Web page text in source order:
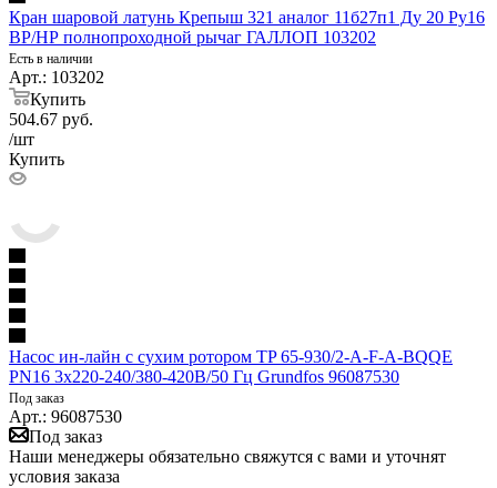
Кран шаровой латунь Крепыш 321 аналог 11б27п1 Ду 20 Ру16
ВР/НР полнопроходной рычаг ГАЛЛОП 103202
Есть в наличии
Арт.: 103202
Купить
504.67 руб.
/шт
Купить
Насос ин-лайн с сухим ротором TP 65-930/2-A-F-A-BQQE
PN16 3х220-240/380-420В/50 Гц Grundfos 96087530
Под заказ
Арт.: 96087530
Под заказ
Наши менеджеры обязательно свяжутся с вами и уточнят
условия заказа